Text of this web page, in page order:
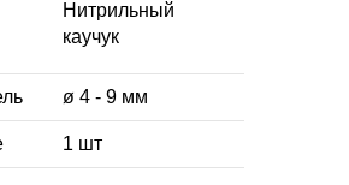
Нитрильный
каучук
ø 4 - 9 мм
1 шт